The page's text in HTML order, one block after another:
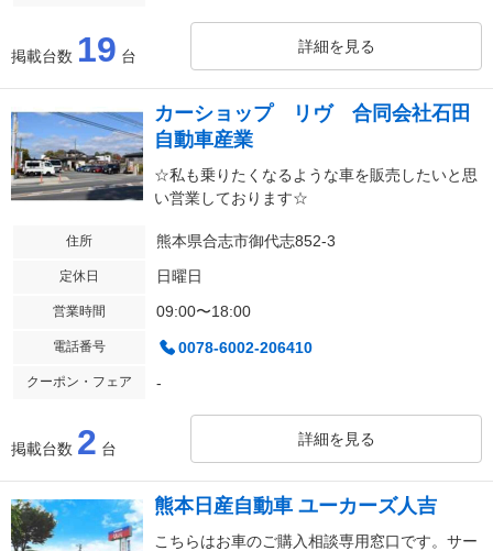
掲載台数 19 台
詳細を見る
カーショップ リヴ 合同会社石田
自動車産業
☆私も乗りたくなるような車を販売したいと思
い営業しております☆
住所 熊本県合志市御代志852-3
定休日 日曜日
営業時間 09:00〜18:00
電話番号 0078-6002-206410
クーポン・フェア -
掲載台数 2 台
詳細を見る
熊本日産自動車 ユーカーズ人吉
こちらはお車のご購入相談専用窓口です。サー